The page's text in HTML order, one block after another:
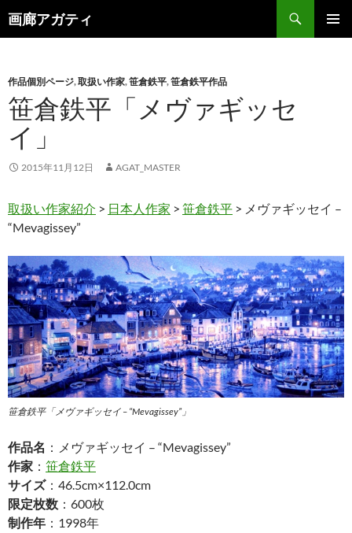
画廊アガティ
索
ン
ツ
へ
ッ
作品個別ページ,取扱い作家,笹倉鉄平,笹倉鉄平作品
笹倉鉄平「メヴァギッセ
イ」
2015年11月12日 AGAT_MASTER
取扱い作家紹介 > 日本人作家 > 笹倉鉄平 > メヴァギッセイ –
“Mevagissey”
笹倉鉄平「メヴァギッセイ – “Mevagissey”」
作品名 ：メヴァギッセイ – “Mevagissey”
作家 ： 笹倉鉄平
サイズ：46.5cm×112.0cm
限定枚数 ：600枚
制作年 ：1998年